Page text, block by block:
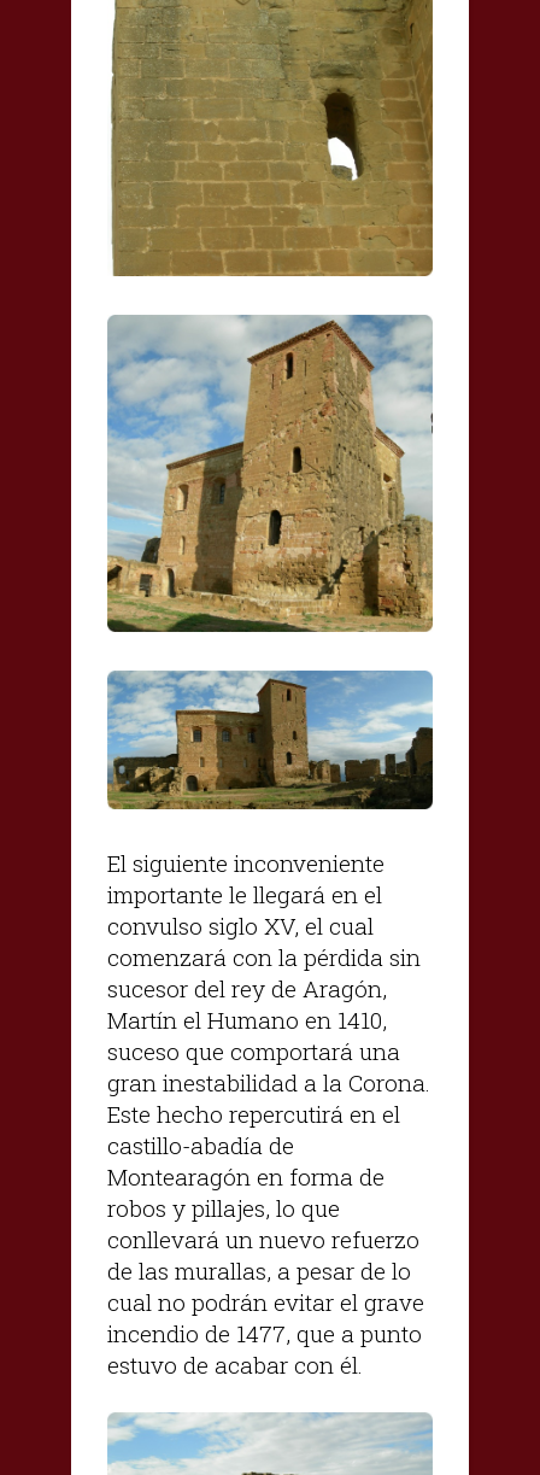
El siguiente inconveniente
importante le llegará en el
convulso siglo XV, el cual
comenzará con la pérdida sin
sucesor del rey de Aragón,
Martín el Humano en 1410,
suceso que comportará una
gran inestabilidad a la Corona.
Este hecho repercutirá en el
castillo-abadía de
Montearagón en forma de
robos y pillajes, lo que
conllevará un nuevo refuerzo
de las murallas, a pesar de lo
cual no podrán evitar el grave
incendio de 1477, que a punto
estuvo de acabar con él.